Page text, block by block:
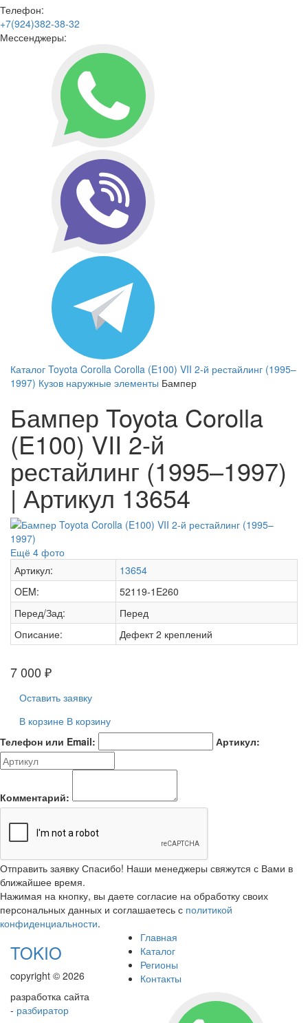
Телефон:
+7(924)382-38-32
Мессенджеры:
Каталог Toyota Corolla Corolla (E100) VII 2-й рестайлинг (1995–
1997) Кузов наружные элементы Бампер
Бампер Toyota Corolla
(E100) VII 2-й
рестайлинг (1995–1997)
| Артикул 13654
Ещё 4 фото
Артикул:
13654
OEM:
52119-1E260
Перед/Зад:
Перед
Описание:
Дефект 2 креплений
7 000 ₽
Оставить заявку
В корзине В корзину
Телефон или Email:
Артикул:
Комментарий:
Отправить заявку Спасибо! Наши менеджеры свяжутся с Вами в
ближайшее время.
Нажимая на кнопку, вы даете согласие на обработку своих
персональных данных и соглашаетесь с политикой
конфиденциальности.
TOKIO
copyright © 2026
разработка сайта
- разбиратор
Главная
Каталог
Регионы
Контакты